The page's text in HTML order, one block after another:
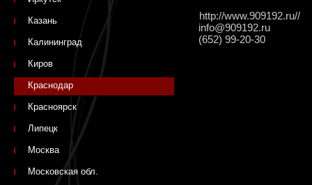
http://www.909192.ru//
info@909192.ru
(652) 99-20-30
Казань
Калининград
Киров
Краснодар
Красноярск
Липецк
Москва
Московская обл.